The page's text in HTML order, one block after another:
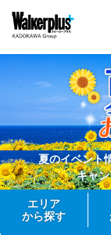
夏のイベント
キャ
エリア
から探す